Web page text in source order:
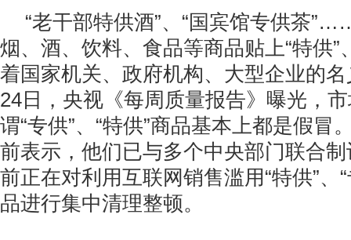
“老干部特供酒”、“国宾馆专供茶
烟、酒、饮料、食品等商品贴上“特供”
着国家机关、政府机构、大型企业的
24日，央视《每周质量报告》曝光，
谓“专供”、“特供”商品基本上都是假冒
前表示，他们已与多个中央部门联合
前正在对利用互联网销售滥用“特供”、
品进行集中清理整顿。